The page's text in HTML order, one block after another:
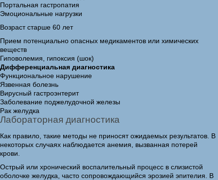
Портальная гастропатия
Эмоциональные нагрузки
Возраст старше 60 лет
Прием потенциально опасных медикаментов или химических
веществ
Гиповолемия, гипоксия (шок)
Дифференциальная диагностика
Функциональное нарушение
Язвенная болезнь
Вирусный гастроэнтерит
Заболевание поджелудочной железы
Рак желудка
Лабораторная диагностика
Как правило, такие методы не приносят ожидаемых результатов. В
некоторых случаях наблюдается анемия, вызванная потерей
крови.
Острый или хронический воспалительный процесс в слизистой
оболочке желудка, часто сопровождающийся эрозией эпителия. В